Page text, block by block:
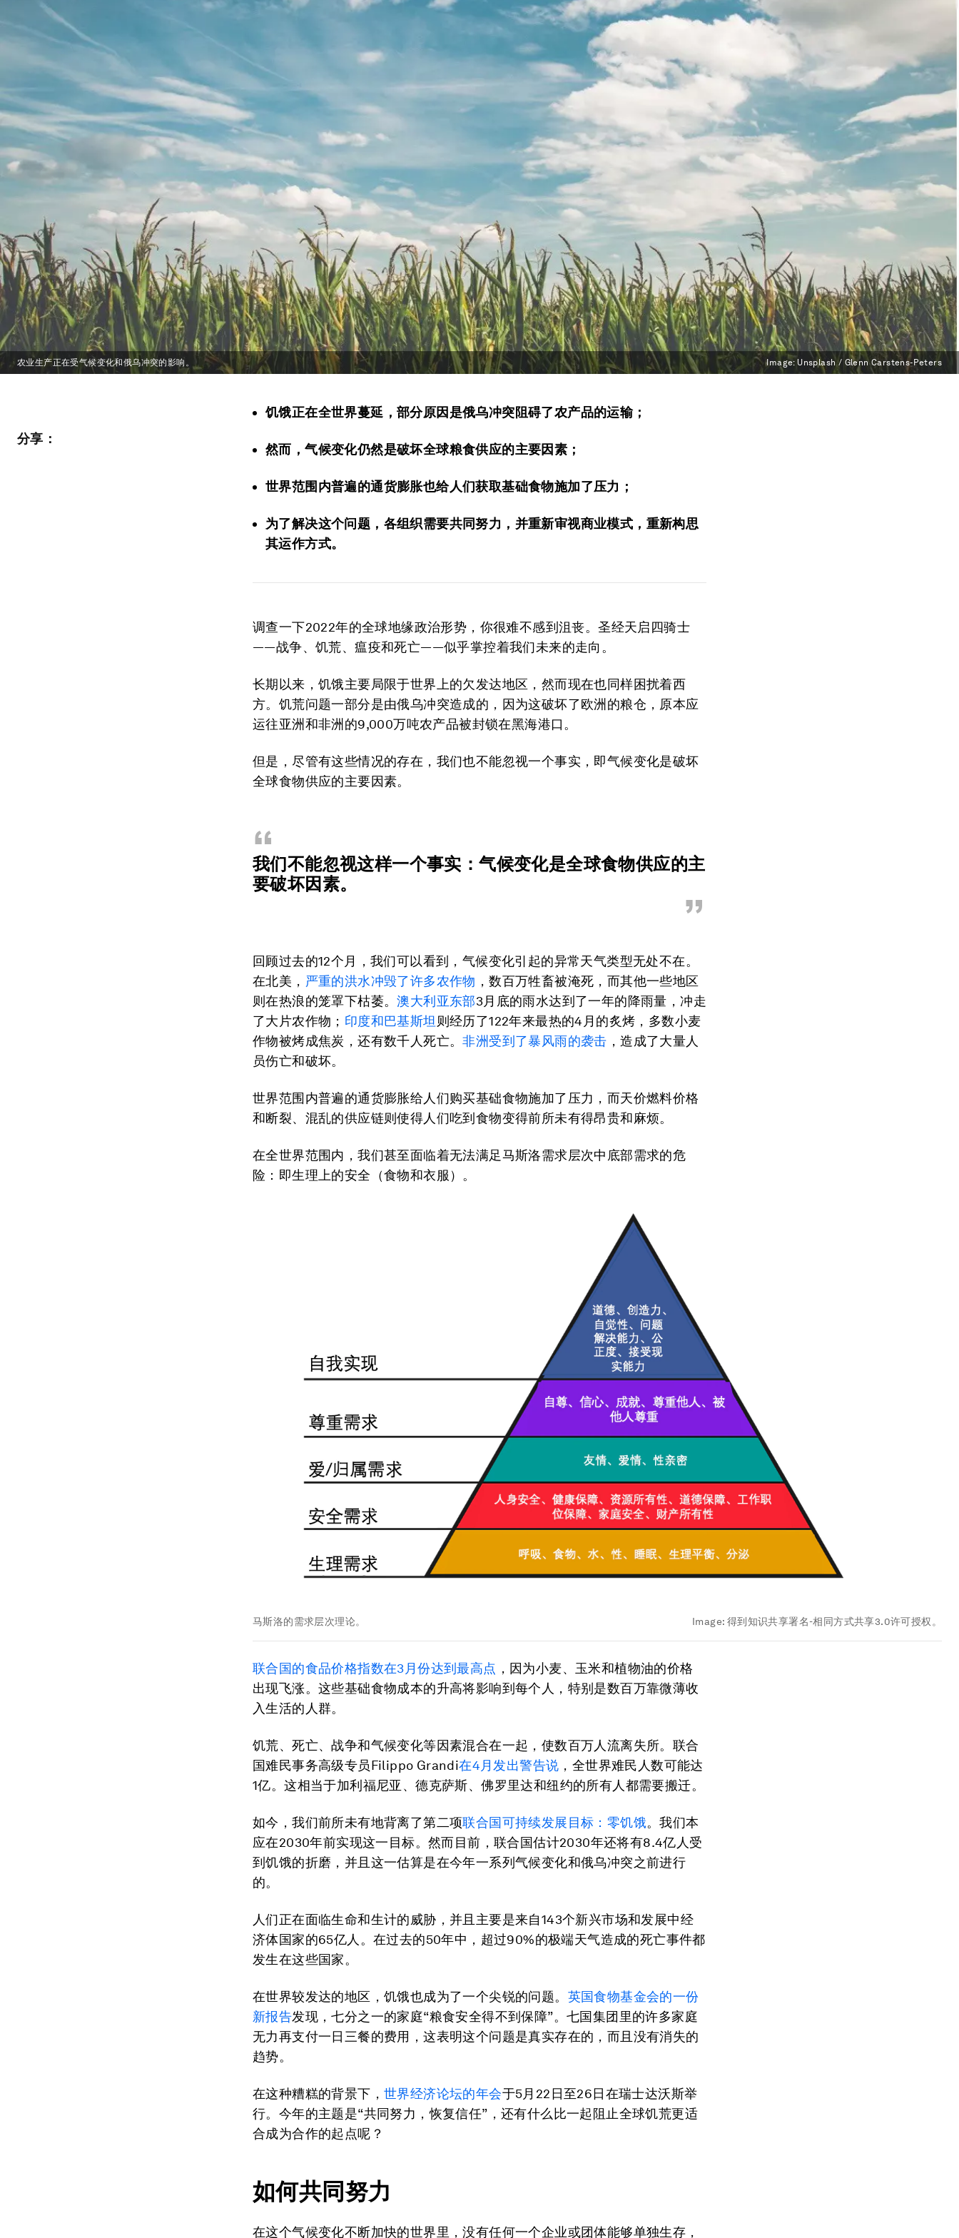
农业生产正在受气候变化和俄乌冲突的影响。 Image: Unsplash / Glenn Carstens-Peters
分享：
饥饿正在全世界蔓延，部分原因是俄乌冲突阻碍了农产品的运输；
然而，气候变化仍然是破坏全球粮食供应的主要因素；
世界范围内普遍的通货膨胀也给人们获取基础食物施加了压力；
为了解决这个问题，各组织需要共同努力，并重新审视商业模式，重新构思
其运作方式。
调查一下2022年的全球地缘政治形势，你很难不感到沮丧。圣经天启四骑士
——战争、饥荒、瘟疫和死亡——似乎掌控着我们未来的走向。
长期以来，饥饿主要局限于世界上的欠发达地区，然而现在也同样困扰着西
方。饥荒问题一部分是由俄乌冲突造成的，因为这破坏了欧洲的粮仓，原本应
运往亚洲和非洲的9,000万吨农产品被封锁在黑海港口。
但是，尽管有这些情况的存在，我们也不能忽视一个事实，即气候变化是破坏
全球食物供应的主要因素。
“
我们不能忽视这样一个事实：气候变化是全球食物供应的主
要破坏因素。
”
回顾过去的12个月，我们可以看到，气候变化引起的异常天气类型无处不在。
在北美， 严重的洪水冲毁了许多农作物 ，数百万牲畜被淹死，而其他一些地区
则在热浪的笼罩下枯萎。澳大利亚东部3月底的雨水达到了一年的降雨量，冲走
了大片农作物； 印度和巴基斯坦 则经历了122年来最热的4月的炙烤，多数小麦
作物被烤成焦炭，还有数千人死亡。非洲受到了暴风雨的袭击 ，造成了大量人
员伤亡和破坏。
世界范围内普遍的通货膨胀给人们购买基础食物施加了压力，而天价燃料价格
和断裂、混乱的供应链则使得人们吃到食物变得前所未有得昂贵和麻烦。
在全世界范围内，我们甚至面临着无法满足马斯洛需求层次中底部需求的危
险：即生理上的安全（食物和衣服）。
马斯洛的需求层次理论。 Image: 得到知识共享署名-相同方式共享3.0许可授权。
联合国的食品价格指数在3 月份达到最高点 ，因为小麦、玉米和植物油的价格
出现飞涨。这些基础食物成本的升高将影响到每个人，特别是数百万靠微薄收
入生活的人群。
饥荒、死亡、战争和气候变化等因素混合在一起，使数百万人流离失所。联合
国难民事务高级专员Filippo Grandi在4 月发出警告说 ，全世界难民人数可能达
1亿。这相当于加利福尼亚、德克萨斯、佛罗里达和纽约的所有人都需要搬迁。
如今，我们前所未有地背离了第二项联合国可持续发展目标：零饥饿。我们本
应在2030年前实现这一目标。然而目前，联合国估计2030年还将有8.4亿人受
到饥饿的折磨，并且这一估算是在今年一系列气候变化和俄乌冲突之前进行
的。
人们正在面临生命和生计的威胁，并且主要是来自143个新兴市场和发展中经
济体国家的65亿人。在过去的50年中，超过90%的极端天气造成的死亡事件都
发生在这些国家。
在世界较发达的地区，饥饿也成为了一个尖锐的问题。 英国食物基金会的一份
新报告发现，七分之一的家庭“粮食安全得不到保障”。七国集团里的许多家庭
无力再支付一日三餐的费用，这表明这个问题是真实存在的，而且没有消失的
趋势。
在这种糟糕的背景下， 世界经济论坛的年会于5月22日至26日在瑞士达沃斯举
行。今年的主题是“共同努力，恢复信任”，还有什么比一起阻止全球饥荒更适
合成为合作的起点呢？
如何共同努力
在这个气候变化不断加快的世界里，没有任何一个企业或团体能够单独生存，